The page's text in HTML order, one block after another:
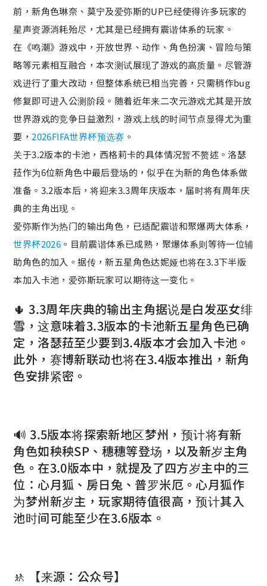
前，新角色琳奈、莫宁及爱弥斯的UP已经使得许多玩家的
星声资源消耗殆尽，尤其是已经拥有震谐体系的玩家。
在《鸣潮》游戏中，开放世界、动作、角色扮演、冒险与策
略等元素相互融合，本次测试展现了游戏的高质量。尽管游
戏进行了重大改动，但整体系统已相当完善，只需稍作bug
修复即可进入公测阶段。随着近年来二次元游戏尤其是开放
世界游戏的竞争日益激烈，游戏上线的时间节点显得尤为重
要，2026FIFA世界杯预选赛 。
关于3.2版本的卡池，西格莉卡的具体情况暂不赘述。洛瑟
菈作为6位新角色中最后登场的，似乎在为新的角色体系做
准备。3.2版本后，将迎来3.3周年庆版本，届时将有周年庆
典的主角出现。
爱弥斯作为热门的输出角色，已适配震谐和聚爆两大体系，
世界杯2026 。目前震谐体系已成熟，聚爆体系则等待一位辅
助角色的加入。据传，新五星角色达妮娅也将在3.3下半版
本加入卡池，爱弥斯玩家可以期待这一变化。
🌵 3.3周年庆典的输出主角据说是白发巫女绯
雪，这意味着3.3版本的卡池新五星角色已确
定，洛瑟菈至少要到3.4版本才会加入卡池。
此外，赛博新联动也将在3.4版本推出，新角
色安排紧密。
🔊 3.5版本将探索新地区梦州，预计将有新
角色如秧秧SP、穗穗等登场，以及新岁主角
色。在3.0版本中，就提及了四方岁主中的三
位：心月狐、房日兔、普罗米厄。心月狐作
为梦州新岁主，玩家期待值很高，预计其入
池时间可能至少在3.6版本。
🚸 【来源：公众号】